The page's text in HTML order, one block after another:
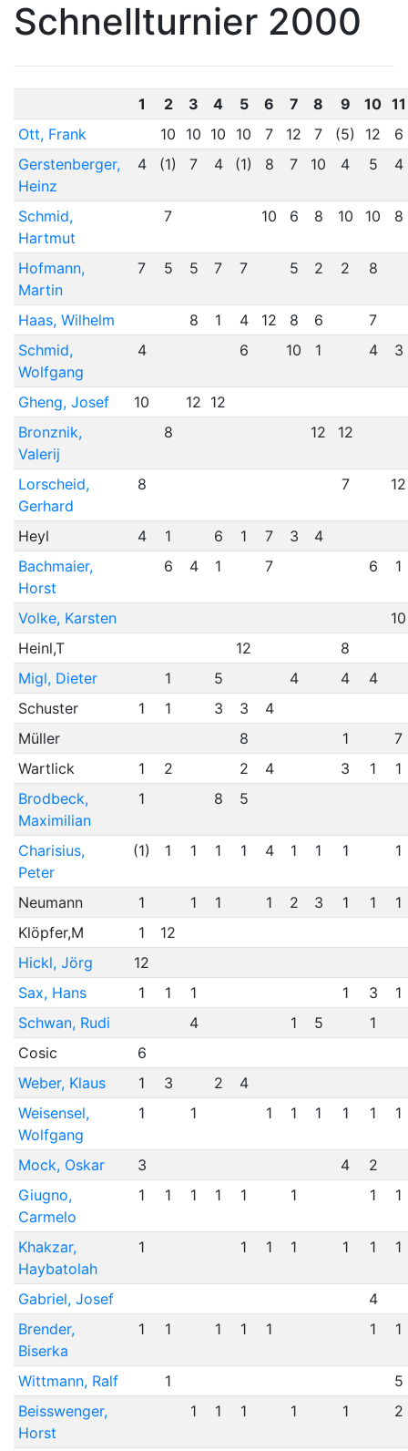
Schnellturnier 2000
1 2 3 4 5 6 7 8 9 10 11
Ott, Frank
10 10 10 10 7 12 7 (5) 12
6
Gerstenberger,
Heinz
4 (1) 7 4 (1) 8 7 10 4 5 4
Schmid,
Hartmut
7 10 6 8 10 10 8
Hofmann,
Martin
7 5 5 7 7 5 2 2 8
Haas, Wilhelm 8 1 4 12 8 6
7
Schmid,
Wolfgang
4 6 10 1 4 3
Gheng, Josef 10 12 12
Bronznik,
Valerij
8 12 12
Lorscheid,
Gerhard
8 7 12
Heyl 4 1 6 1 7 3
4
Bachmaier,
Horst
6 4 1 7 6 1
Volke, Karsten
10
Heinl,T
12
8
Migl, Dieter
1 5 4 4
4
Schuster
1 1 3 3
4
Müller
8 1
7
Wartlick
1 2 2 4 3 1
1
Brodbeck,
Maximilian
1 8 5
Charisius,
Peter
(1) 1 1 1 1 4 1 1 1 1
Neumann 1 1 1 1 2 3 1 1
1
Klöpfer,M
1
12
Hickl, Jörg
12
Sax, Hans
1 1 1 1 3
1
Schwan, Rudi
4 1 5
1
Cosic
6
Weber, Klaus
1 3 2
4
Weisensel,
Wolfgang
1 1 1 1 1 1 1 1
Mock, Oskar 3 4
2
Giugno,
Carmelo
1 1 1 1 1 1 1 1
Khakzar,
Haybatolah
1 1 1 1 1 1 1
Gabriel, Josef
4
Brender,
Biserka
1 1 1 1 1 1 1
Wittmann, Ralf 1
5
Beisswenger,
Horst
1 1 1 1 1 2